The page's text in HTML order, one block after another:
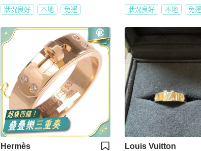
狀況良好 本地 免運 狀況良好 本地 免運
Hermès Louis Vuitton